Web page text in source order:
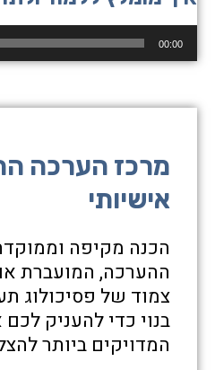
אודיו
00:00
מרכז הערכה
אישיותי
הכנה מקיפה
ההערכה, המועברת
צמוד של פסיכולוג
בנוי כדי להעניק
המדויקים ביותר